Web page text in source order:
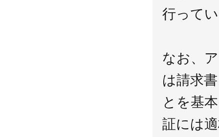
行って
なお、
は請求
とを基
証には